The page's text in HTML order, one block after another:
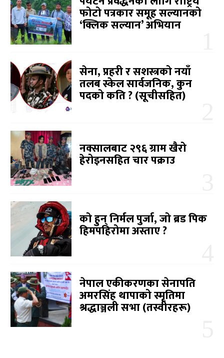
फोटो पत्रकार समूह सल्यानको
‘क्लिक सल्यान’ अभियान
सेना, प्रहरी र सशस्त्रको नयाँ
तलब स्केल सार्वजनिक, कुन
पदको कति ? (सूचीसहित)
नक्सालबाट २९६ ग्राम खैरो
हेरोइनसहित चार पक्राउ
को हुन् निर्मल पुर्जा, जो ब्रड पिक
हिमपहिरोमा अस्ताए ?
नेपाल एकीकरणका सेनापति
अमरसिंह थापाको स्मृतिमा
श्रद्धाञ्जली सभा (तस्वीरहरू)